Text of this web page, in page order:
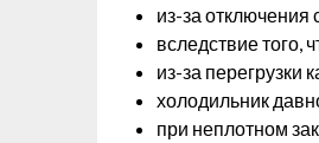
из-за отключения
вследствие того,
из-за перегрузки
холодильник
при неплотном